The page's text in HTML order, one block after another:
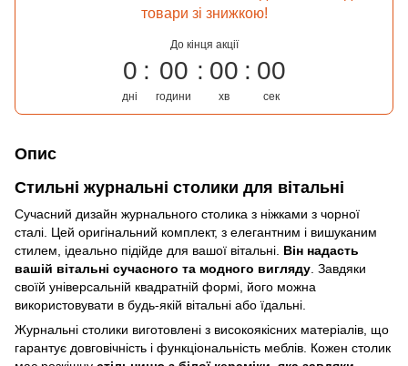
товари зі знижкою!
До кінця акції
0
дні
00
години
00
хв
00
сек
Опис
Стильні журнальні столики для вітальні
Сучасний дизайн журнального столика з ніжками з чорної
сталі. Цей оригінальний комплект, з елегантним і вишуканим
стилем, ідеально підійде для вашої вітальні. Він надасть
вашій вітальні сучасного та модного вигляду . Завдяки
своїй універсальній квадратній формі, його можна
використовувати в будь-якій вітальні або їдальні.
Журнальні столики виготовлені з високоякісних матеріалів, що
гарантує довговічність і функціональність меблів. Кожен столик